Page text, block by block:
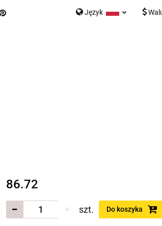
Język
Kontakt Formularz
86.72
szt. Do koszyka